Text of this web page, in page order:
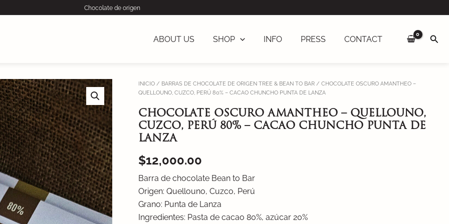
Chocolate de origen
ABOUT US SHOP INFO PRESS CONTACT
INICIO / BARRAS DE CHOCOLATE DE ORIGEN TREE & BEAN TO BAR / CHOCOLATE OSCURO AMANTHEO –
QUELLOUNO, CUZCO, PERÚ 80% – CACAO CHUNCHO PUNTA DE LANZA
CHOCOLATE OSCURO AMANTHEO – QUELLOUNO,
CUZCO, PERÚ 80% – CACAO CHUNCHO PUNTA DE
LANZA
$12,000.00
Barra de chocolate Bean to Bar
Origen: Quellouno, Cuzco, Perú
Grano: Punta de Lanza
Ingredientes: Pasta de cacao 80%, azúcar 20%
CHOCOLATE
OSCURO
-
QUELLOUNO,
CUZCO,
PERÚ
80%
-
CACAO
CHUNCHO
PUNTA
DE
LANZA